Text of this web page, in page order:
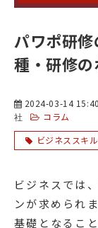
パワポ研
種・研修
2024-03-14 15:40
社
コラム
ビジネススキル
ビジネスでは
ンが求められ
基礎となるこ